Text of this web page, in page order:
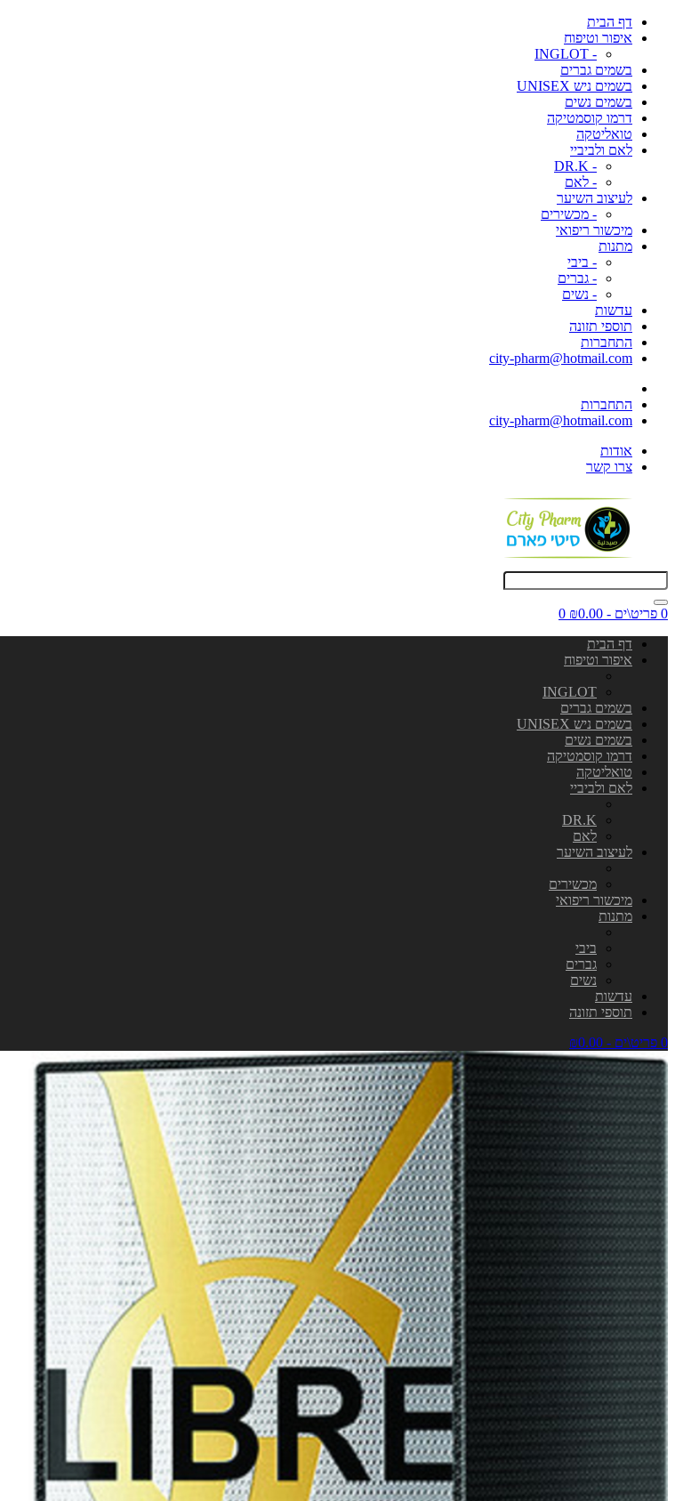
דף הבית
איפור וטיפוח
- INGLOT
בשמים גברים
בשמים ניש UNISEX
בשמים נשים
דרמו קוסמטיקה
טואליטקה
לאם ולביביי
- DR.K
- לאם
לעיצוב השיער
- מכשירים
מיכשור ריפואי
מתנות
- ביבי
- גברים
- נשים
עדשות
תוספי תזונה
התחברות
city-pharm@hotmail.com
התחברות
city-pharm@hotmail.com
אודות
צרו קשר
0 פריט\ים - ₪0.00
0
דף הבית
איפור וטיפוח
INGLOT
בשמים גברים
בשמים ניש UNISEX
בשמים נשים
דרמו קוסמטיקה
טואליטקה
לאם ולביביי
DR.K
לאם
לעיצוב השיער
מכשירים
מיכשור ריפואי
מתנות
ביבי
גברים
נשים
עדשות
תוספי תזונה
0 פריט\ים - ₪0.00